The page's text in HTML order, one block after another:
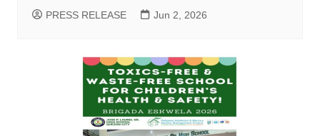
PRESS RELEASE Jun 2, 2026